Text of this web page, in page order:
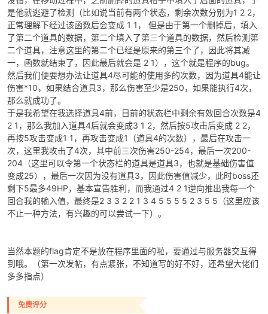
是他就逃避了检测（比如说当前有两个状态，剩余次数分别为1 2 2，
正常理解下经过该函数后会变成 1 1， 但是由于第一个删掉后，填入
了第二个道具的数据，第二个填入了第三个道具的数据，然后检测第
二个道具，注意这里的第二个已经是原来的第三个了，因此将其减
一，函数就结束了，因此最后就会是 2 1），这个就是程序的bug。
然后我们便要想办法让道具4尽可能的使用多的次数，因为道具4能让
伤害*10，如果结合道具3，那么伤害至少是250，如果能执行4次，
那么就成功了。
于是我希望在我选择道具4前，目前的状态栏中剩余有效回合次数是4
2 1，那么我加入道具4后就会变成3 1 2，然后按5攻击后变成 2 2，
再按5攻击变成1 1，再攻击变成1（道具4的次数），最后在攻击一
次，这里我攻击了4次，其中前三次伤害250-254，最后一次200-
204（这里可以令第一个状态栏的道具是道具3，也就是基础伤害值
变成25），最后一次因为没有道具3，因此伤害值减少，此时boss还
剩下5最多49HP，基本宣告胜利，而我通过4 2 1逆向推出我每一个
回合我的输入值，最终是2 3 3 2 2 1 3 4 5 5 5 5 2 3 5 5（这里应该
不止一种方法，有兴趣的可以尝试一下）。
当然本题的flag肯定不是放在程序里面的啦，要通过与服务器交互得
到哦。（第一次发帖，有点紧张，不知道写的好不好，还希望大佬们
多多指点）
免费评分